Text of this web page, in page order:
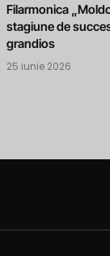
Filarmonica
stagiune de
grandios
25 iunie 2026